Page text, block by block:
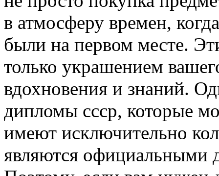
в атмосферу времен,
были на первом месте.
только украшением
вдохновения и знаний.
дипломы ссср, которые
имеют исключительно
являются официальными